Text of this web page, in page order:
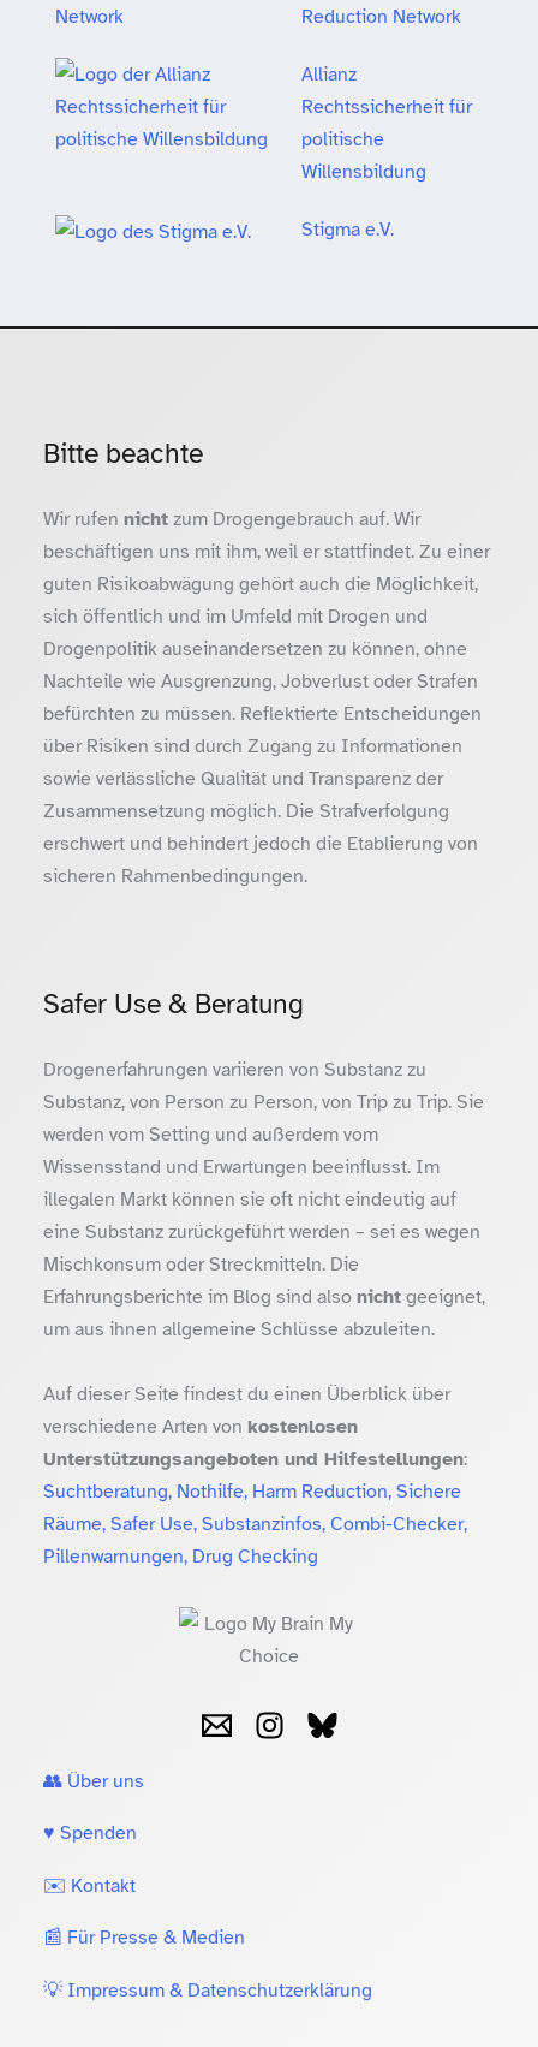
Reduction Network
Allianz
Rechtssicherheit für
politische
Willensbildung
Stigma e.V.
Bitte beachte
Wir rufen nichtzum Drogengebrauch auf. Wir
beschäftigen uns mit ihm, weil er stattfindet. Zu einer
guten Risikoabwägung gehört auch die Möglichkeit,
sich öffentlich und im Umfeld mit Drogen und
Drogenpolitik auseinandersetzen zu können, ohne
Nachteile wie Ausgrenzung, Jobverlust oder Strafen
befürchten zu müssen. Reflektierte Entscheidungen
über Risiken sind durch Zugang zu Informationen
sowie verlässliche Qualität und Transparenz der
Zusammensetzung möglich. Die Strafverfolgung
erschwert und behindert jedoch die Etablierung von
sicheren Rahmenbedingungen.
Safer Use & Beratung
Drogenerfahrungen variieren von Substanz zu
Substanz, von Person zu Person, von Trip zu Trip. Sie
werden vom Setting und außerdem vom
Wissensstand und Erwartungen beeinflusst. Im
illegalen Markt können sie oft nicht eindeutig auf
eine Substanz zurückgeführt werden – sei es wegen
Mischkonsum oder Streckmitteln. Die
Erfahrungsberichte im Blog sind also nichtgeeignet,
um aus ihnen allgemeine Schlüsse abzuleiten.
Auf dieser Seite findest du einen Überblick über
verschiedene Arten von kostenlosen
Unterstützungsangeboten und Hilfestellungen:
Suchtberatung, Nothilfe, Harm Reduction, Sichere
Räume, Safer Use, Substanzinfos, Combi-Checker,
Pillenwarnungen, Drug Checking
👥 Über uns
♥️ Spenden
✉️ Kontakt
📰 Für Presse & Medien
💡 Impressum & Datenschutzerklärung